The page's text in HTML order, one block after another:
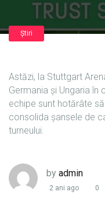
Știri
Astăzi, la Stuttgart
Germania și Ungaria în
echipe sunt hotărâte
consolida șansele de
turneului.
by admin
2 ani ago 0